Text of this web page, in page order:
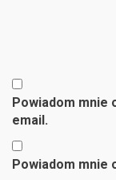
Powiadom mnie
email.
Powiadom mnie